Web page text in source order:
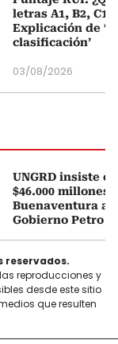
letras A1, B2, C1
Explicación de
clasificación’
03/08/2026
UNGRD insiste
$46.000 millones
Buenaventura a
Gobierno Petro
reservados.
las reproducciones y
desde este sitio
que resulten